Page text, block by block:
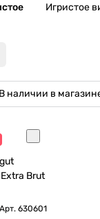
Игристое
В наличии в
Brut
Арт. 630601